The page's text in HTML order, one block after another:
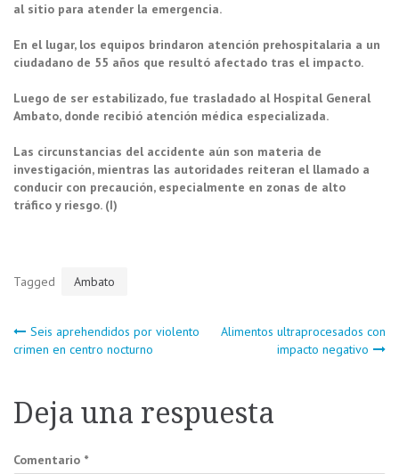
al sitio para atender la emergencia.
En el lugar, los equipos brindaron atención prehospitalaria a un
ciudadano de 55 años que resultó afectado tras el impacto.
Luego de ser estabilizado, fue trasladado al Hospital General
Ambato, donde recibió atención médica especializada.
Las circunstancias del accidente aún son materia de
investigación, mientras las autoridades reiteran el llamado a
conducir con precaución, especialmente en zonas de alto
tráfico y riesgo. (I)
Tagged Ambato
Navegación
entradas
Seis aprehendidos por violento
crimen en centro nocturno
Alimentos ultraprocesados con
impacto negativo
Deja una respuesta
Comentario *